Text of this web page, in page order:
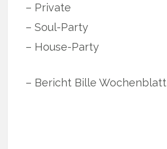
– Private
– Soul-Party
– House-Party
– Bericht Bille Wochenblatt